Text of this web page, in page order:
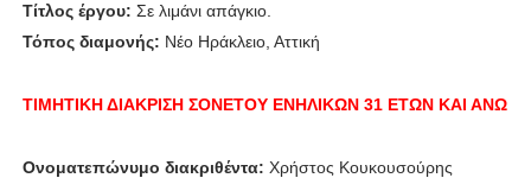
Τίτλος έργου: Σε λιμάνι απάγκιο.
Τόπος διαμονής: Νέο Ηράκλειο, Αττική
ΤΙΜΗΤΙΚΗ ΔΙΑΚΡΙΣΗΣΟΝΕΤΟΥ ΕΝΗΛΙΚΩΝ 31 ΕΤΩΝ ΚΑΙ ΑΝΩ
Ονοματεπώνυμο διακριθέντα: Χρήστος Κουκουσούρης